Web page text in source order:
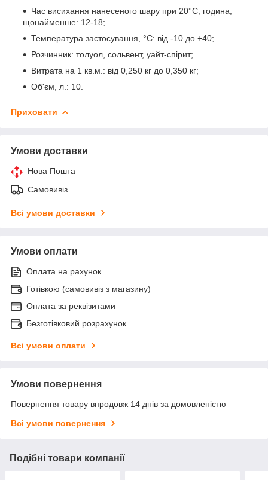
Час висихання нанесеного шару при 20°С, година,
щонайменше: 12-18;
Температура застосування, °С: від -10 до +40;
Розчинник: толуол, сольвент, уайт-спірит;
Витрата на 1 кв.м.: від 0,250 кг до 0,350 кг;
Об'єм, л.: 10.
Приховати
Умови доставки
Нова Пошта
Самовивіз
Всі умови доставки
Умови оплати
Оплата на рахунок
Готівкою (самовивіз з магазину)
Оплата за реквізитами
Безготівковий розрахунок
Всі умови оплати
Умови повернення
Повернення товару впродовж 14 днів за домовленістю
Всі умови повернення
Подібні товари компанії